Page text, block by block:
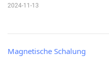
2024-11-13
Magnetische Schalung